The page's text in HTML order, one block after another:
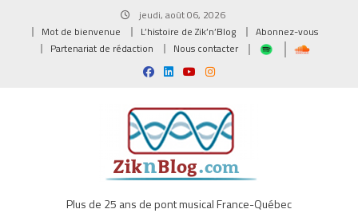
jeudi, août 06, 2026
Mot de bienvenue
L’histoire de Zik’n’Blog
Abonnez-vous
Partenariat de rédaction
Nous contacter
Plus de 25 ans de pont musical France-Québec